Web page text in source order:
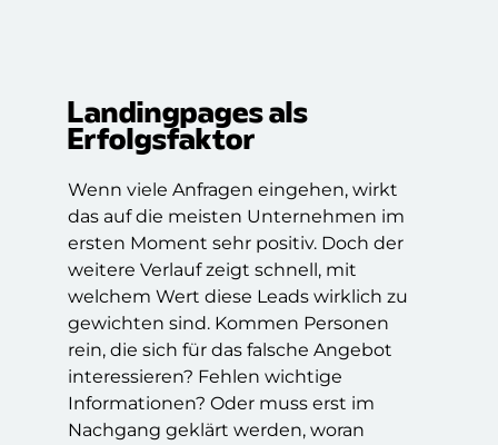
Landingpages als
Erfolgsfaktor
Wenn viele Anfragen eingehen, wirkt
das auf die meisten Unternehmen im
ersten Moment sehr positiv. Doch der
weitere Verlauf zeigt schnell, mit
welchem Wert diese Leads wirklich zu
gewichten sind. Kommen Personen
rein, die sich für das falsche Angebot
interessieren? Fehlen wichtige
Informationen? Oder muss erst im
Nachgang geklärt werden, woran